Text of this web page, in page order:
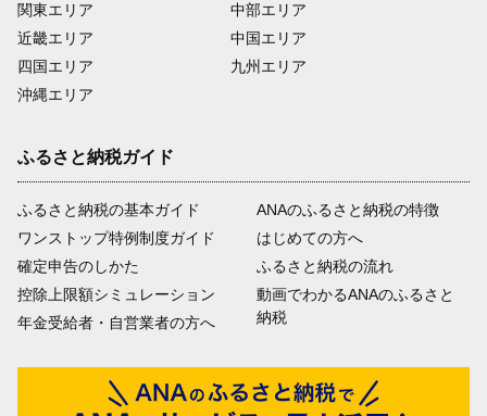
関東エリア
近畿エリア
四国エリア
沖縄エリア
中部エリア
中国エリア
九州エリア
ふるさと納税ガイド
ふるさと納税の基本ガイド
ワンストップ特例制度ガイド
確定申告のしかた
控除上限額シミュレーション
年金受給者・自営業者の方へ
ANAのふるさと納税の特徴
はじめての方へ
ふるさと納税の流れ
動画でわかるANAのふるさと
納税